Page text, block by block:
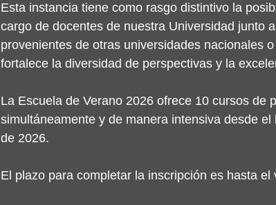
Esta instancia tiene como rasgo distintivo la
cargo de docentes de nuestra Universidad junto
provenientes de otras universidades nacionales
fortalece la diversidad de perspectivas y la
La Escuela de Verano 2026 ofrece 10 cursos de
simultáneamente y de manera intensiva desde
de 2026.
El plazo para completar la inscripción es hasta